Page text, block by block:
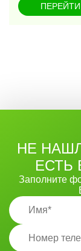
ПЕРЕЙТИ
НЕ
ЕСТЬ
Заполните